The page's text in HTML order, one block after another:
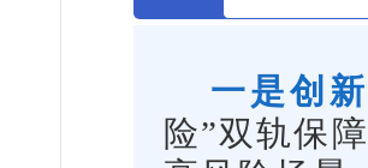
一是创
险”双轨保